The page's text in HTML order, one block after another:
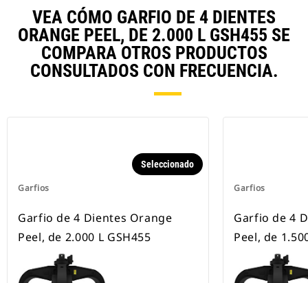
VEA CÓMO GARFIO DE 4 DIENTES
ORANGE PEEL, DE 2.000 L GSH455 SE
COMPARA OTROS PRODUCTOS
CONSULTADOS CON FRECUENCIA.
Garfios
Seleccionado
Garfio de 4 Dientes Orange
Peel, de 2.000 L GSH455
Garfios
Garfio de 4
Peel, de